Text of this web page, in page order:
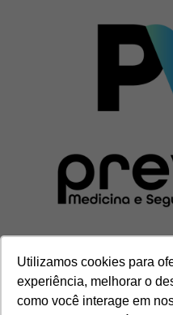
Utilizamos cookies para
experiência, melhorar o
como você interage em
CENTRAL DE ATENDIMENTO
(11) 3201-7000